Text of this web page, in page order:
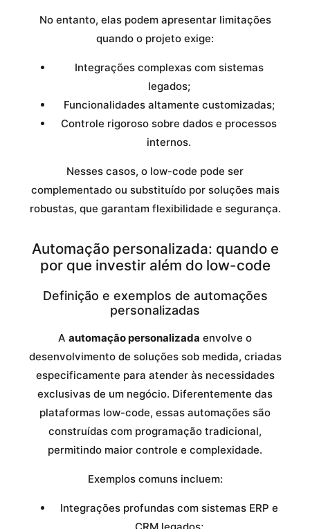
No entanto, elas podem apresentar limitações
quando o projeto exige:
Integrações complexas com sistemas
legados;
Funcionalidades altamente customizadas;
Controle rigoroso sobre dados e processos
internos.
Nesses casos, o low-code pode ser
complementado ou substituído por soluções mais
robustas, que garantam flexibilidade e segurança.
Automação personalizada: quando e
por que investir além do low-code
Definição e exemplos de automações
personalizadas
A automação personalizada envolve o
desenvolvimento de soluções sob medida, criadas
especificamente para atender às necessidades
exclusivas de um negócio. Diferentemente das
plataformas low-code, essas automações são
construídas com programação tradicional,
permitindo maior controle e complexidade.
Exemplos comuns incluem:
Integrações profundas com sistemas ERP e